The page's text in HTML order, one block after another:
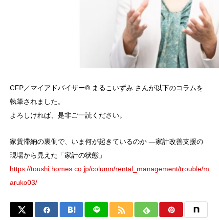
CFP／マイアドバイザー® まるこいずみ さんが以下のコラムを
執筆されました。
よろしければ、是非ご一読ください。
家賃滞納の裏側で、いま何が起きているのか ―家計改善支援の
現場から見えた「家計の状態」
https://toushi.homes.co.jp/column/rental_management/trouble/m
aruko03/